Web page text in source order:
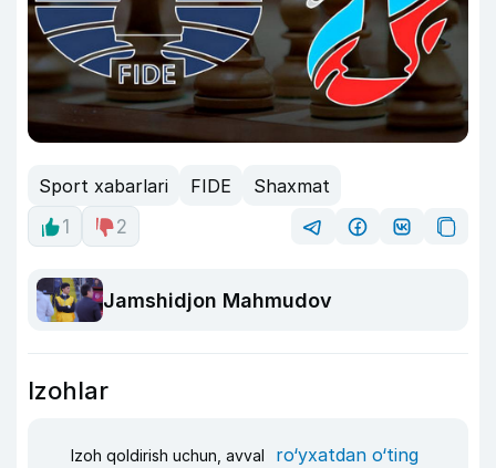
Sport xabarlari FIDE
Shaxmat
1
2
Jamshidjon Mahmudov
Izohlar
Izoh qoldirish uchun, avval ro‘yxatdan o‘ting